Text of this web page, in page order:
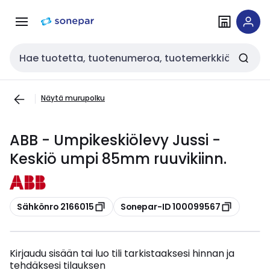
navigointiinsisältöön
Haku
Näytä murupolku
ABB - Umpikeskiölevy Jussi -
Keskiö umpi 85mm ruuvikiinn.
Kopioi
Sähkönro 2166015 Kopioi
Sonepar-ID 100099567
Kirjaudu sisään tai luo tili tarkistaaksesi hinnan ja
tehdäksesi tilauksen